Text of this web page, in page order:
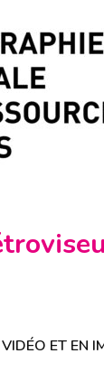
ET EN